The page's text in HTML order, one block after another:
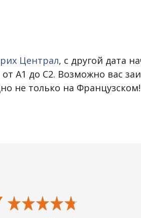
Централ, с другой дата
A1 до C2. Возможно вас
не только на Французском!